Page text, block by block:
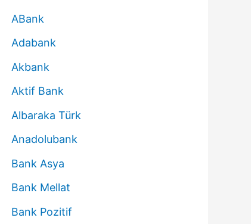
ABank
Adabank
Akbank
Aktif Bank
Albaraka Türk
Anadolubank
Bank Asya
Bank Mellat
Bank Pozitif